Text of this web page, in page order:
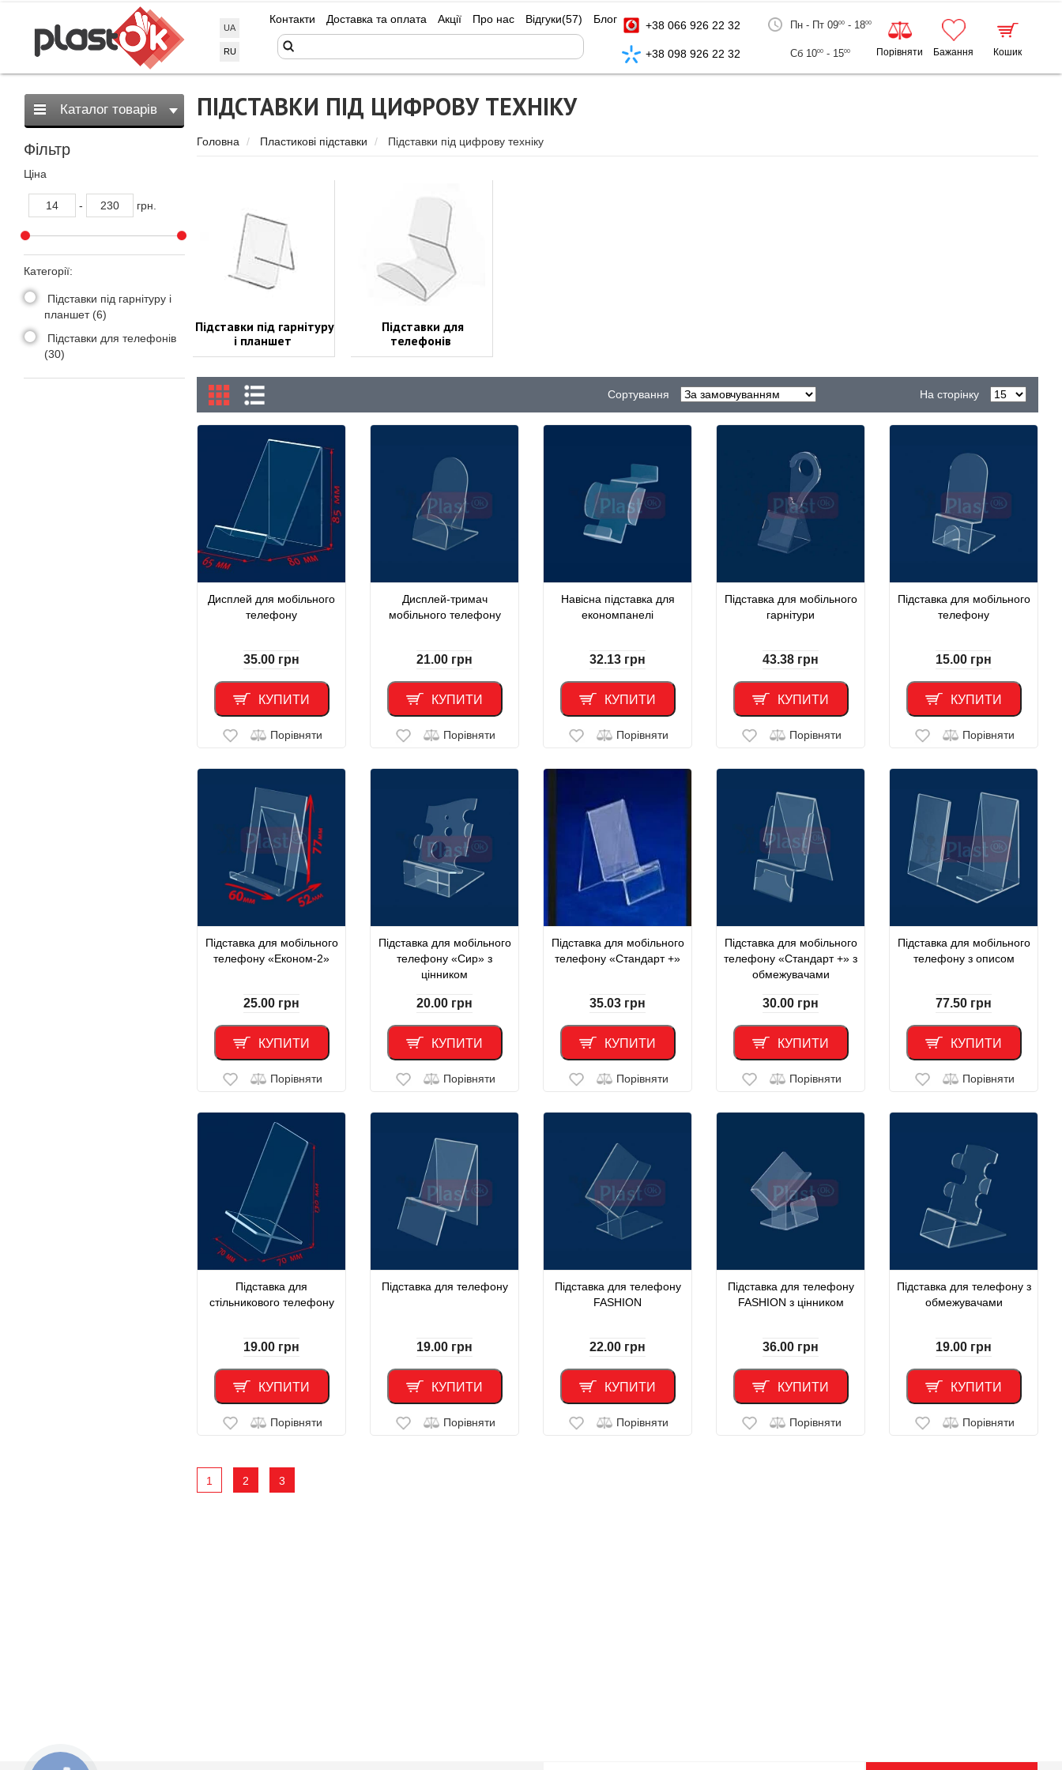
UA
RU
Контакти Доставка та оплата Акції Про нас Відгуки(57) Блог +38 066 926 22 32
+38 098 926 22 32
Пн - Пт 0900- 1800
Сб 1000- 1500 Порівняти Бажання Кошик
Каталог товарів
Фільтр
Ціна
- грн.
Категорії:
Підставки під гарнітуру і
планшет (6)
Підставки для телефонів
(30)
ПІДСТАВКИ ПІД ЦИФРОВУ ТЕХНІКУ
Головна Пластикові підставки Підставки під цифрову техніку
Підставки під гарнітуру
і планшет
Підставки для
телефонів
Сортування На сторінку
Дисплей для мобільного
телефону
35.00 грн
КУПИТИ
Порівняти
Дисплей-тримач
мобільного телефону
21.00 грн
КУПИТИ
Порівняти
Навісна підставка для
економпанелі
32.13 грн
КУПИТИ
Порівняти
Підставка для мобільного
гарнітури
43.38 грн
КУПИТИ
Порівняти
Підставка для мобільного
телефону
15.00 грн
КУПИТИ
Порівняти
Підставка для мобільного
телефону «Економ-2»
25.00 грн
КУПИТИ
Порівняти
Підставка для мобільного
телефону «Сир» з
цінником
20.00 грн
КУПИТИ
Порівняти
Підставка для мобільного
телефону «Стандарт +»
35.03 грн
КУПИТИ
Порівняти
Підставка для мобільного
телефону «Стандарт +» з
обмежувачами
30.00 грн
КУПИТИ
Порівняти
Підставка для мобільного
телефону з описом
77.50 грн
КУПИТИ
Порівняти
Підставка для
стільникового телефону
19.00 грн
КУПИТИ
Порівняти
Підставка для телефону
19.00 грн
КУПИТИ
Порівняти
Підставка для телефону
FASHION
22.00 грн
КУПИТИ
Порівняти
Підставка для телефону
FASHION з цінником
36.00 грн
КУПИТИ
Порівняти
Підставка для телефону з
обмежувачами
19.00 грн
КУПИТИ
Порівняти
1 2 3